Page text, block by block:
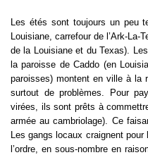
Les étés sont toujours un peu
Louisiane, carrefour de l’Ark-La-
de la Louisiane et du Texas).
la paroisse de Caddo (en
paroisses) montent en ville à la
surtout de problèmes. Pour
virées, ils sont prêts à
armée au cambriolage). Ce
Les gangs locaux craignent
l’ordre, en sous-nombre en